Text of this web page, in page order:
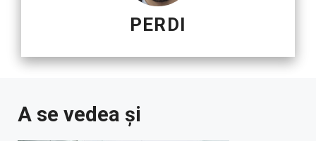
PERDI
A se vedea și